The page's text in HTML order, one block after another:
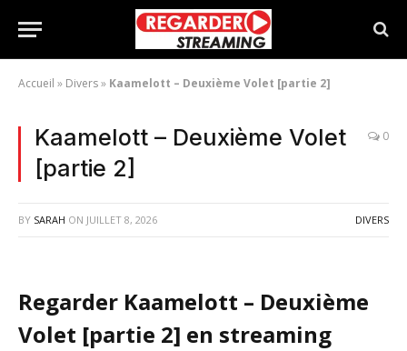
Accueil » Divers» Kaamelott – Deuxième Volet [partie 2]
Kaamelott – Deuxième Volet
[partie 2]
0
BY SARAH ON JUILLET 8, 2026 DIVERS
Regarder Kaamelott – Deuxième
Volet [partie 2] en streaming